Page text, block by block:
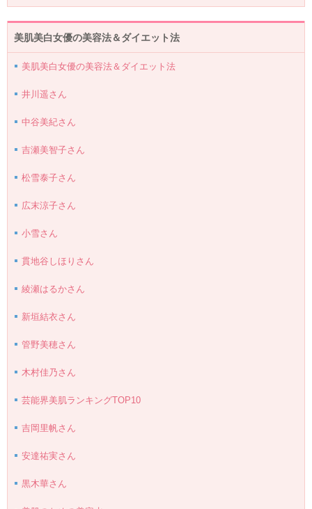
美肌美白女優の美容法＆ダイエット法
美肌美白女優の美容法＆ダイエット法
井川遥さん
中谷美紀さん
吉瀬美智子さん
松雪泰子さん
広末涼子さん
小雪さん
貫地谷しほりさん
綾瀬はるかさん
新垣結衣さん
管野美穂さん
木村佳乃さん
芸能界美肌ランキングTOP10
吉岡里帆さん
安達祐実さん
黒木華さん